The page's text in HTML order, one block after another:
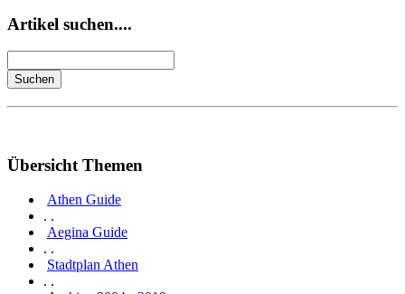
Artikel suchen....
Übersicht Themen
Athen Guide
. .
Aegina Guide
. .
Stadtplan Athen
. .